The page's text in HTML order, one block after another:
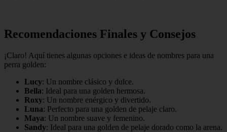
Recomendaciones Finales y Consejos
¡Claro! Aquí tienes algunas opciones e ideas de nombres para una
perra golden:
Lucy: Un nombre clásico y dulce.
Bella: Ideal para una golden hermosa.
Roxy: Un nombre enérgico y divertido.
Luna: Perfecto para una golden de pelaje claro.
Maya: Un nombre suave y femenino.
Sandy: Ideal para una golden de pelaje dorado como la arena.